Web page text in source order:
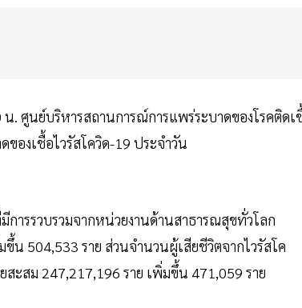
. ศูนย์บริหารสถานการณ์การแพร่ระบาดของโรคติดเ
องเชื้อไวรัสโควิด-19 ประจำวัน
การรวบรวมจากหน่วยงานด้านสาธารณสุขทั่วโลก
น 504,533 ราย ส่วนจำนวนผู้เสียชีวิตจากไวรัสโค
ะสม 247,217,196 ราย เพิ่มขึ้น 471,059 ราย